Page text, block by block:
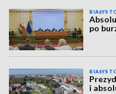
po
i